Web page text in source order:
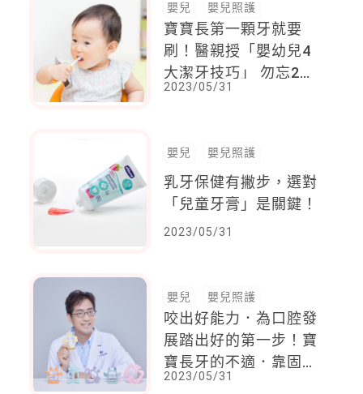
嬰兒 嬰兒照護
寶寶長第一顆牙就要
刷！醫親授「嬰幼兒4
大潔牙技巧」 勿忘2項
免費醫療服務
2023/05/31
嬰兒 嬰兒照護
乳牙保健有撇步，選對
「兒童牙膏」是關鍵！
2023/05/31
嬰兒 嬰兒照護
咬出好能力．為口腔發
展踏出好的第一步！寶
寶長牙的不適．靠固齒
器緩解
2023/05/31